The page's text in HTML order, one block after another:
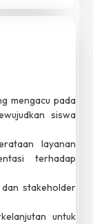
mengacu pada
siswa
layanan
terhadap
stakeholder
untuk